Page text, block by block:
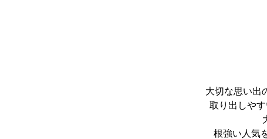
大切な思い出
取り出しや
根強い人気